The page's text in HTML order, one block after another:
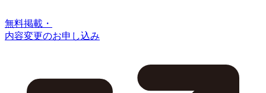
無料掲載・
内容変更のお申し込み